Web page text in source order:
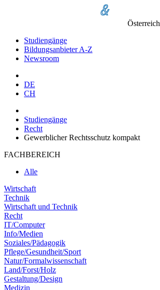
Österreich
Studiengänge
Bildungsanbieter A-Z
Newsroom
DE
CH
Studiengänge
Recht
Gewerblicher Rechtsschutz kompakt
FACHBEREICH
Alle
Wirtschaft
Technik
Wirtschaft und Technik
Recht
IT/Computer
Info/Medien
Soziales/Pädagogik
Pflege/Gesundheit/Sport
Natur/Formalwissenschaft
Land/Forst/Holz
Gestaltung/Design
Medizin